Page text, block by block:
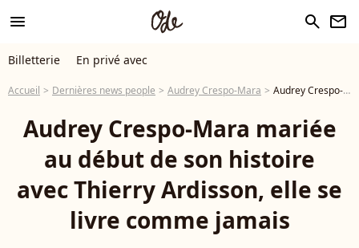
menu search newsletter
Billetterie En privé avec
Accueil Dernières news people Audrey Crespo-Mara Audrey Crespo-Mara mariée au début de son histoire avec Thierry Ardisson, elle se livre comme jamais
Audrey Crespo-Mara mariée
au début de son histoire
avec Thierry Ardisson, elle se
livre comme jamais